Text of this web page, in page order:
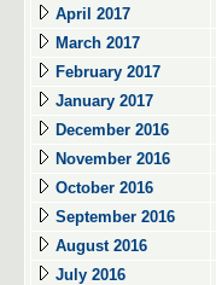
April 2017
March 2017
February 2017
January 2017
December 2016
November 2016
October 2016
September 2016
August 2016
July 2016